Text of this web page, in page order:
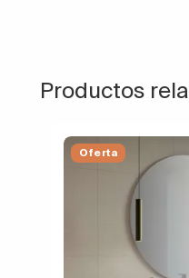
Productos
Oferta